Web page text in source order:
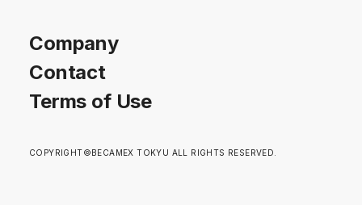
Company
Contact
Terms of Use
COPYRIGHT©BECAMEX TOKYU ALL RIGHTS RESERVED.